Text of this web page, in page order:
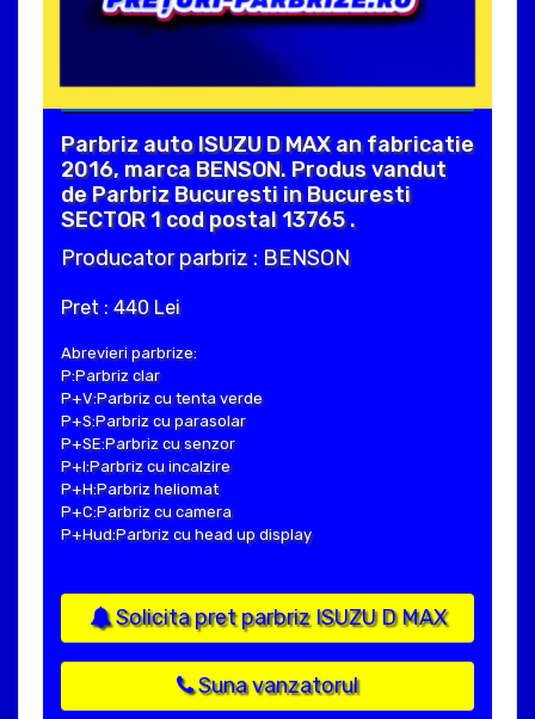
Parbriz auto ISUZU D MAX an fabricatie
2016, marca BENSON. Produs vandut
de Parbriz Bucuresti in Bucuresti
SECTOR 1 cod postal 13765 .
Producator parbriz : BENSON
Pret : 440 Lei
Abrevieri parbrize:
P:Parbriz clar
P+V:Parbriz cu tenta verde
P+S:Parbriz cu parasolar
P+SE:Parbriz cu senzor
P+I:Parbriz cu incalzire
P+H:Parbriz heliomat
P+C:Parbriz cu camera
P+Hud:Parbriz cu head up display
Solicita pret parbriz ISUZU D MAX
Suna vanzatorul